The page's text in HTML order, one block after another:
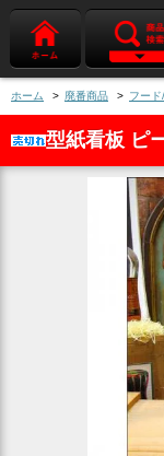
ホーム > 廃番商品 > フー
型紙看板 ピ